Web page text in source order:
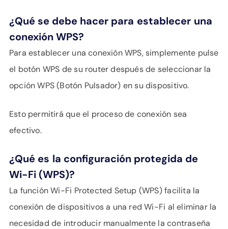
¿Qué se debe hacer para establecer una
conexión WPS?
Para establecer una conexión WPS, simplemente pulse
el botón WPS de su router después de seleccionar la
opción WPS (Botón Pulsador) en su dispositivo.
Esto permitirá que el proceso de conexión sea
efectivo.
¿Qué es la configuración protegida de
Wi-Fi (WPS)?
La función Wi-Fi Protected Setup (WPS) facilita la
conexión de dispositivos a una red Wi-Fi al eliminar la
necesidad de introducir manualmente la contraseña